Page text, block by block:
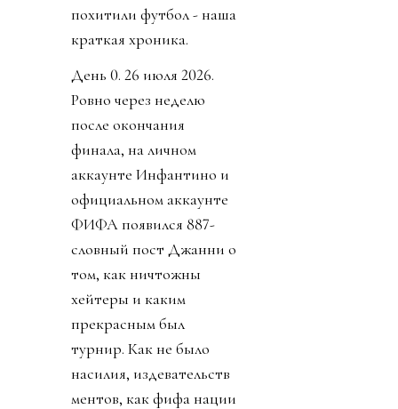
похитили футбол - наша
краткая хроника.
День 0. 26 июля 2026.
Ровно через неделю
после окончания
финала, на личном
аккаунте Инфантино и
официальном аккаунте
ФИФА появился 887-
словный пост Джанни о
том, как ничтожны
хейтеры и каким
прекрасным был
турнир. Как не было
насилия, издевательств
ментов, как фифа нации